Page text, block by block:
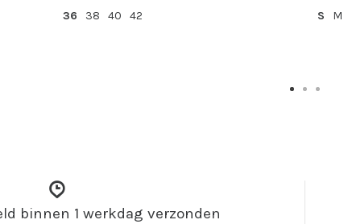
36
38 40 42
S
M
binnen 1 werkdag verzonden